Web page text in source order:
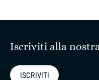
Iscriviti alla
ISCRIVITI